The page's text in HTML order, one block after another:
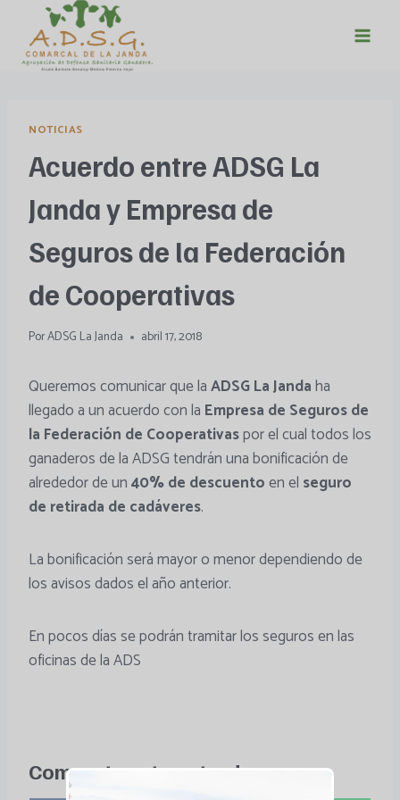
contenido
NOTICIAS
Acuerdo entre ADSG La
Janda y Empresa de
Seguros de la Federación
de Cooperativas
PorADSG La Janda abril 17, 2018
Queremos comunicar que laADSG La Jandaha
llegado a un acuerdo con la Empresa de Seguros de
la Federación de Cooperativaspor el cual todos los
ganaderos de la ADSG tendrán una bonificación de
alrededor de un40% de descuentoen el seguro
de retirada de cadáveres.
La bonificación será mayor o menor dependiendo de
los avisos dados el año anterior.
En pocos días se podrán tramitar los seguros en las
oficinas de la ADS
Comparte esta entrada: